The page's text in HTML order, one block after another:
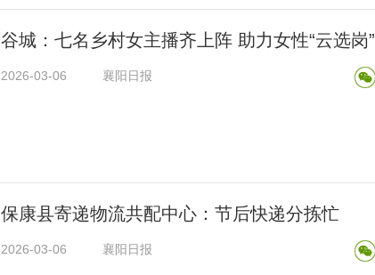
谷城：七名乡村女主播齐上阵 助力女性“云选岗”
2026-03-06 襄阳日报
保康县寄递物流共配中心：节后快递分拣忙
2026-03-06 襄阳日报